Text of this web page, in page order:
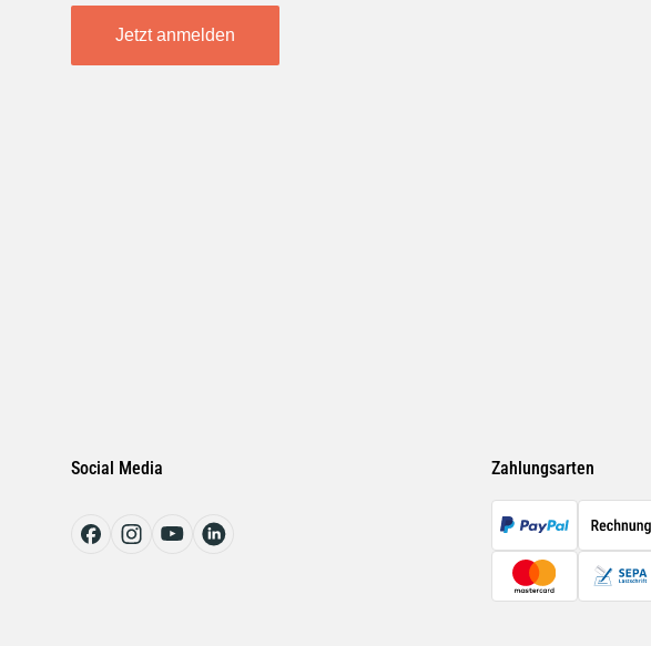
Jetzt anmelden
Social Media Zahlungsarten